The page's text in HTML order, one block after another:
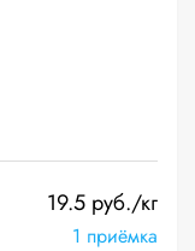
19.5 руб./кг
1 приёмка